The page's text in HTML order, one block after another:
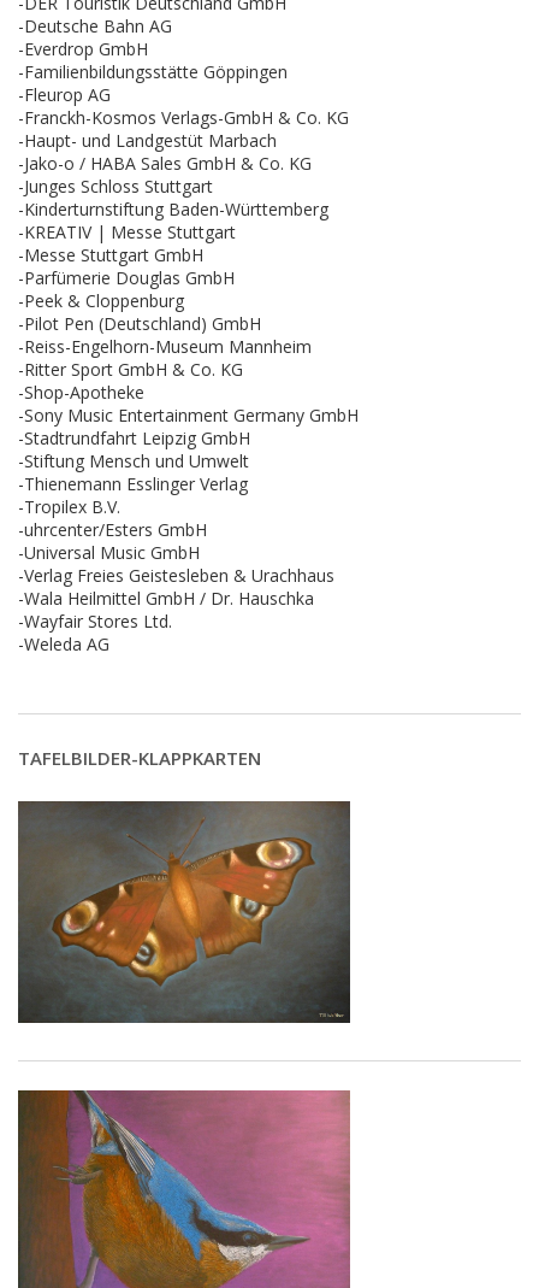
-Deutsche Bahn AG
-Everdrop GmbH
-Familienbildungsstätte Göppingen
-Fleurop AG
-Franckh-Kosmos Verlags-GmbH & Co. KG
-Haupt- und Landgestüt Marbach
-Jako-o / HABA Sales GmbH & Co. KG
-Junges Schloss Stuttgart
-Kinderturnstiftung Baden-Württemberg
-KREATIV | Messe Stuttgart
-Messe Stuttgart GmbH
-Parfümerie Douglas GmbH
-Peek & Cloppenburg
-Pilot Pen (Deutschland) GmbH
-Reiss-Engelhorn-Museum Mannheim
-Ritter Sport GmbH & Co. KG
-Shop-Apotheke
-Sony Music Entertainment Germany GmbH
-Stadtrundfahrt Leipzig GmbH
-Stiftung Mensch und Umwelt
-Thienemann Esslinger Verlag
-Tropilex B.V.
-uhrcenter/Esters GmbH
-Universal Music GmbH
-Verlag Freies Geistesleben & Urachhaus
-Wala Heilmittel GmbH / Dr. Hauschka
-Wayfair Stores Ltd.
-Weleda AG
TAFELBILDER-KLAPPKARTEN